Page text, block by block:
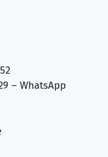
– WhatsApp